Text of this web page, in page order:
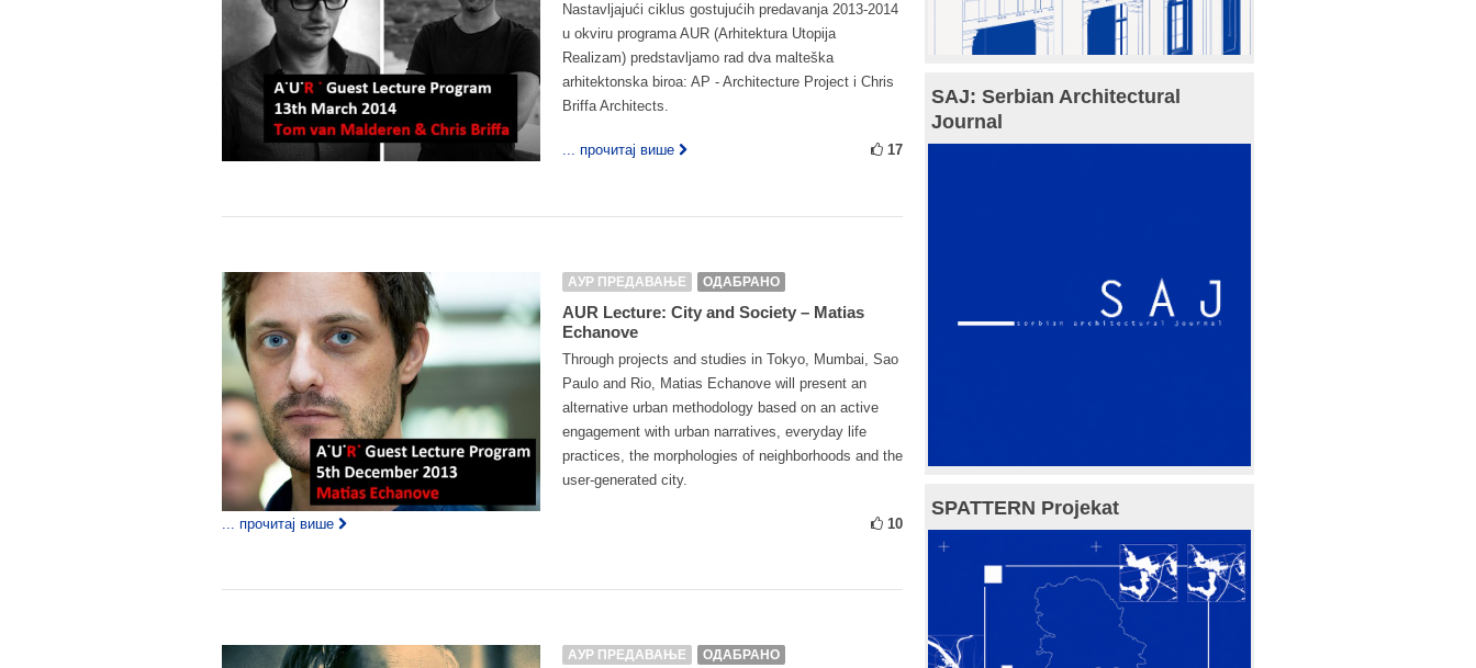
Nastavljajući ciklus gostujućih predavanja 2013-2014
u okviru programa AUR (Arhitektura Utopija
Realizam) predstavljamo rad dva malteška
arhitektonska biroa: AP - Architecture Project i Chris
Briffa Architects.
... прочитај више 17
АУР ПРЕДАВАЊЕ ОДАБРАНО
AUR Lecture: City and Society – Matias
Echanove
Through projects and studies in Tokyo, Mumbai, Sao
Paulo and Rio, Matias Echanove will present an
alternative urban methodology based on an active
engagement with urban narratives, everyday life
practices, the morphologies of neighborhoods and the
user-generated city.
... прочитај више 10
АУР ПРЕДАВАЊЕ ОДАБРАНО
SAJ: Serbian Architectural
Journal
SPATTERN Projekat